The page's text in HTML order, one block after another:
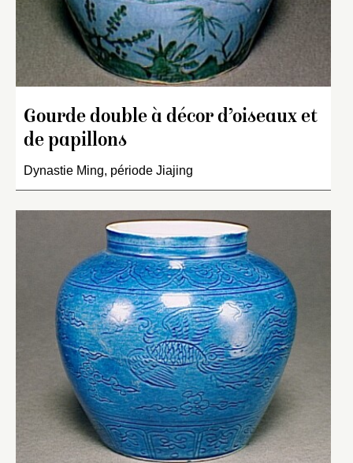
Gourde double à décor d’oiseaux et
de papillons
Dynastie Ming, période Jiajing